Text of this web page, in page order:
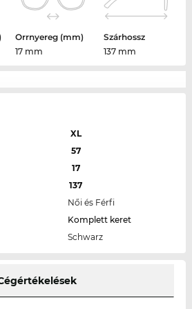
Orrnyereg (mm)
17 mm
Szárhossz
137 mm
XL
57
17
137
Női és Férfi
Komplett keret
Schwarz